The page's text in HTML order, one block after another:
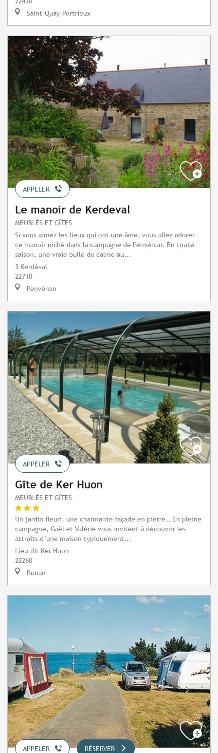
Saint-Quay-Portrieux
APPELER
Le manoir de Kerdeval
MEUBLÉS ET GÎTES
Si vous aimez les lieux qui ont une âme, vous allez adorer
ce manoir niché dans la campagne de Penvénan. En toute
saison, une vraie bulle de calme au...
3 Kerdéval
22710
Penvénan
APPELER
Gîte de Ker Huon
MEUBLÉS ET GÎTES
Un jardin fleuri, une charmante façade en pierre… En pleine
campagne, Gaël et Valérie vous invitent à découvrir les
attraits d’une maison typiquement...
Lieu dit Ker Huon
22260
Runan
APPELER RÉSERVER